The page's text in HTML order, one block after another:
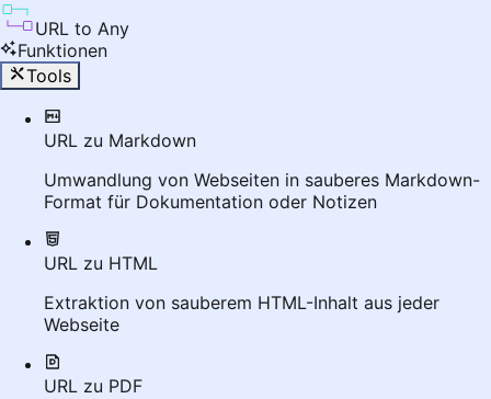
URL to Any
Funktionen
Tools
URL zu Markdown
Umwandlung von Webseiten in sauberes Markdown-
Format für Dokumentation oder Notizen
URL zu HTML
Extraktion von sauberem HTML-Inhalt aus jeder
Webseite
URL zu PDF